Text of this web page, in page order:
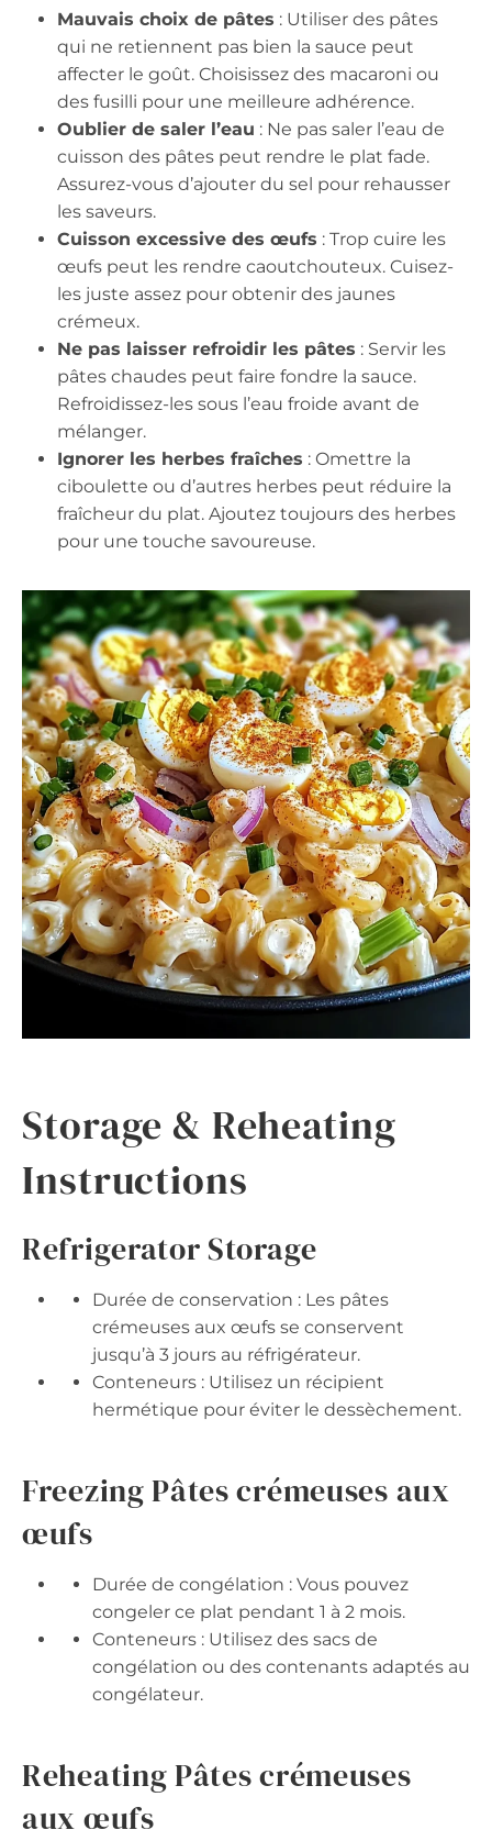
Mauvais choix de pâtes : Utiliser des pâtes
qui ne retiennent pas bien la sauce peut
affecter le goût. Choisissez des macaroni ou
des fusilli pour une meilleure adhérence.
Oublier de saler l’eau : Ne pas saler l’eau de
cuisson des pâtes peut rendre le plat fade.
Assurez-vous d’ajouter du sel pour rehausser
les saveurs.
Cuisson excessive des œufs : Trop cuire les
œufs peut les rendre caoutchouteux. Cuisez-
les juste assez pour obtenir des jaunes
crémeux.
Ne pas laisser refroidir les pâtes : Servir les
pâtes chaudes peut faire fondre la sauce.
Refroidissez-les sous l’eau froide avant de
mélanger.
Ignorer les herbes fraîches : Omettre la
ciboulette ou d’autres herbes peut réduire la
fraîcheur du plat. Ajoutez toujours des herbes
pour une touche savoureuse.
Storage & Reheating
Instructions
Refrigerator Storage
Durée de conservation : Les pâtes
crémeuses aux œufs se conservent
jusqu’à 3 jours au réfrigérateur.
Conteneurs : Utilisez un récipient
hermétique pour éviter le dessèchement.
Freezing Pâtes crémeuses aux
œufs
Durée de congélation : Vous pouvez
congeler ce plat pendant 1 à 2 mois.
Conteneurs : Utilisez des sacs de
congélation ou des contenants adaptés au
congélateur.
Reheating Pâtes crémeuses
aux œufs